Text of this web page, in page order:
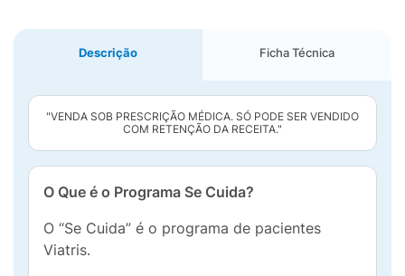
Descrição Ficha Técnica
"VENDA SOB PRESCRIÇÃO MÉDICA. SÓ PODE SER VENDIDO
COM RETENÇÃO DA RECEITA."
O Que é o Programa Se Cuida?
O “Se Cuida” é o programa de pacientes
Viatris.